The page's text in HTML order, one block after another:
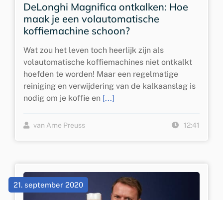
DeLonghi Magnifica ontkalken: Hoe
maak je een volautomatische
koffiemachine schoon?
Wat zou het leven toch heerlijk zijn als
volautomatische koffiemachines niet ontkalkt
hoefden te worden! Maar een regelmatige
reiniging en verwijdering van de kalkaanslag is
nodig om je koffie en [...]
van Arne Preuss 12:41
21. september 2020